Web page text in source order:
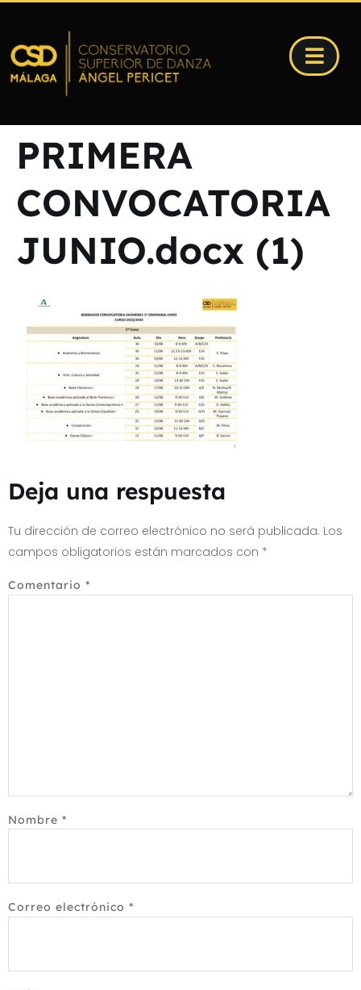
PRIMERA
CONVOCATORIA
JUNIO.docx (1)
Deja una respuesta
Tu dirección de correo electrónico no será publicada. Los
campos obligatorios están marcados con *
Comentario *
Nombre *
Correo electrónico *